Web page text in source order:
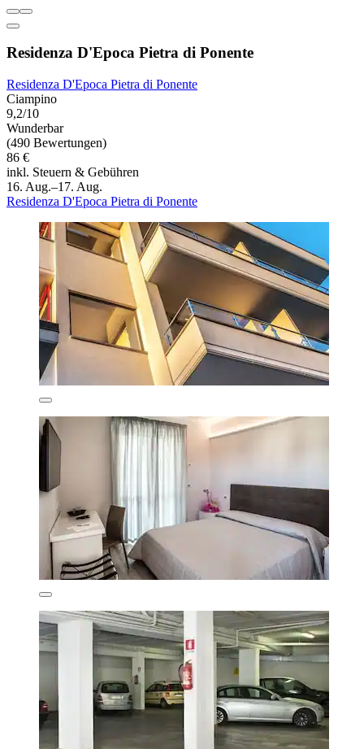
Residenza D'Epoca Pietra di Ponente
Residenza D'Epoca Pietra di Ponente
Ciampino
9,2/10
Wunderbar
(490 Bewertungen)
86 €
inkl. Steuern & Gebühren
16. Aug.–17. Aug.
Residenza D'Epoca Pietra di Ponente